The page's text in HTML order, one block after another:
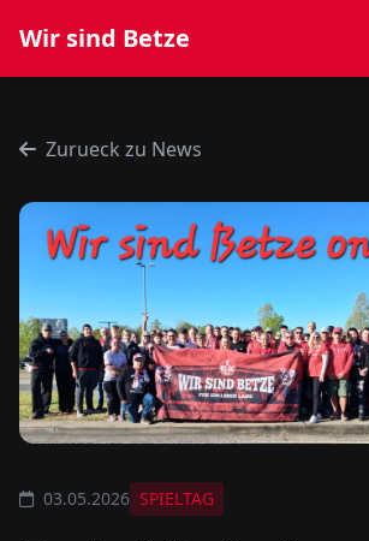
Wir sind Betze
Zurueck zu News
03.05.2026 SPIELTAG